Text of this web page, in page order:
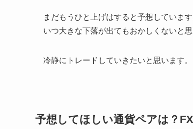
まだもうひと上げはすると予想していま
いつ大きな下落が出てもおかしくないと思
冷静にトレードしていきたいと思います。
予想してほしい通貨ペアは？